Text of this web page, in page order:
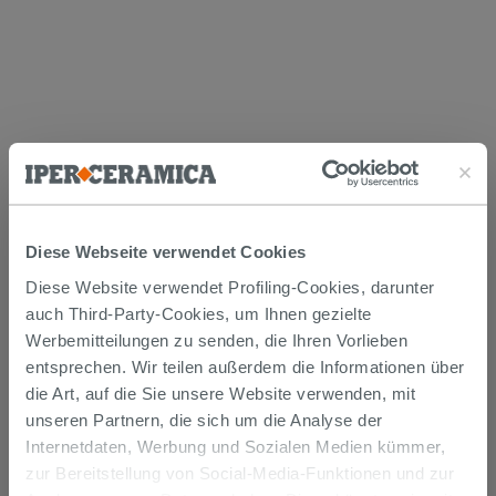
Diese Webseite verwendet Cookies
Diese Website verwendet Profiling-Cookies, darunter
auch Third-Party-Cookies, um Ihnen gezielte
Werbemitteilungen zu senden, die Ihren Vorlieben
entsprechen. Wir teilen außerdem die Informationen über
die Art, auf die Sie unsere Website verwenden, mit
unseren Partnern, die sich um die Analyse der
Internetdaten, Werbung und Sozialen Medien kümmer,
zur Bereitstellung von Social-Media-Funktionen und zur
Versand
Die Waren werden normalerweise innerhalb von 15
Werktagen ab der Auftragsbestätigung zum Versand
gebracht.
Musterstücke werden normalerweise innerhalb von
Tagen geliefert.
Der Versand der online gekauften Produkte wird
verfolgt und wir rufen Sie an, um das Lieferdatum zu
vereinbaren. Die Lieferung erfolgt frei Bordsteinkante.
Nähere Informationen finden Sie im Abschnitt
Lieferzeiten und -kosten .